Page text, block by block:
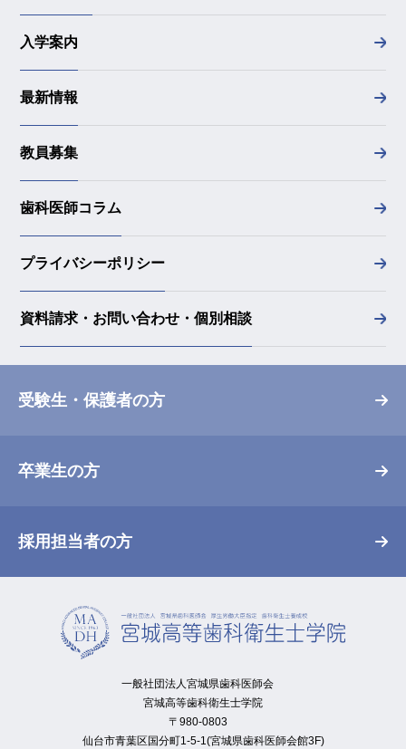
入学案内
最新情報
教員募集
歯科医師コラム
プライバシーポリシー
資料請求・お問い合わせ・個別相談
受験生・保護者の方
卒業生の方
採用担当者の方
一般社団法人宮城県歯科医師会
宮城高等歯科衛生士学院
〒980-0803
仙台市青葉区国分町1-5-1(宮城県歯科医師会館3F)